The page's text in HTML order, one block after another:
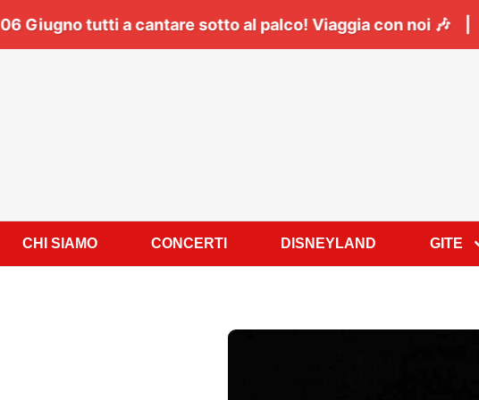
Gigi D'Alessio a Napoli:Il06 Giugnotutti a cantare sotto al
CHI SIAMO CONCERTI DISNEYLAND GITE